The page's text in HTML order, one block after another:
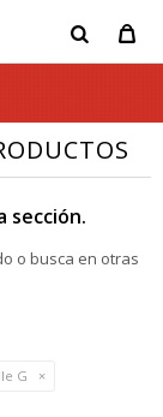
sección.
o busca en otras
G